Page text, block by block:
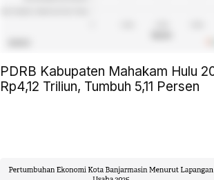
PDRB Kabupaten Mahakam Hulu
Rp4,12 Triliun, Tumbuh 5,11 Persen